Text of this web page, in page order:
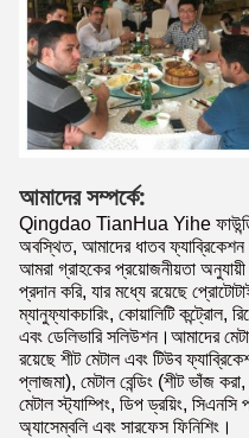
আমাদের সম্পর্কে:
Qingdao TianHua Yihe ফাউন্ড্রি
অবস্থিত, আমাদের ধাতব
আমরা গ্রাহকের প্রয়োজনীয়তা অনুযায়ী
প্রদান করি, যার মধ্যে রয়েছে
ম্যানুফ্যাকচারিং, কোয়ালিটি কন্ট্রোল,
এবং ডেলিভারি সলিউশন।আমাদের
রয়েছে শীট মেটাল এবং টিউব
প্লাজমা), মেটাল বেন্ডিং (শীট ভাঁজ
মেটাল স্ট্যাম্পিং, ডিপ ড্রয়িং, সিএনসি
অ্যাসেম্বলি এবং সারফেস ফিনিশিং।